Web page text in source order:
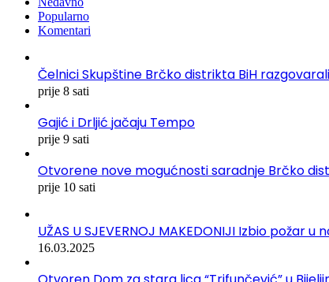
Popularno
Komentari
Čelnici Skupštine Brčko distrikta BiH
prije 8 sati
Gajić i Drljić jačaju Tempo
prije 9 sati
Otvorene nove mogućnosti saradnje Brčko
prije 10 sati
UŽAS U SJEVERNOJ MAKEDONIJI Izbio požar
16.03.2025